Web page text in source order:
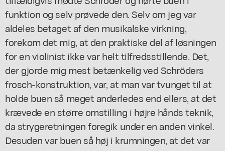
funktion og selv prøvede den. Selv om jeg var
aldeles betaget af den musikalske virkning,
forekom det mig, at den praktiske del af løsningen
for en violinist ikke var helt tilfredsstillende. Det,
der gjorde mig mest betænkelig ved Schröders
frosch-konstruktion, var, at man var tvunget til at
holde buen så meget anderledes end ellers, at det
krævede en større omstilling i højre hånds teknik,
da strygeretningen foregik under en anden vinkel.
Desuden var buen så høj i krumningen, at det var